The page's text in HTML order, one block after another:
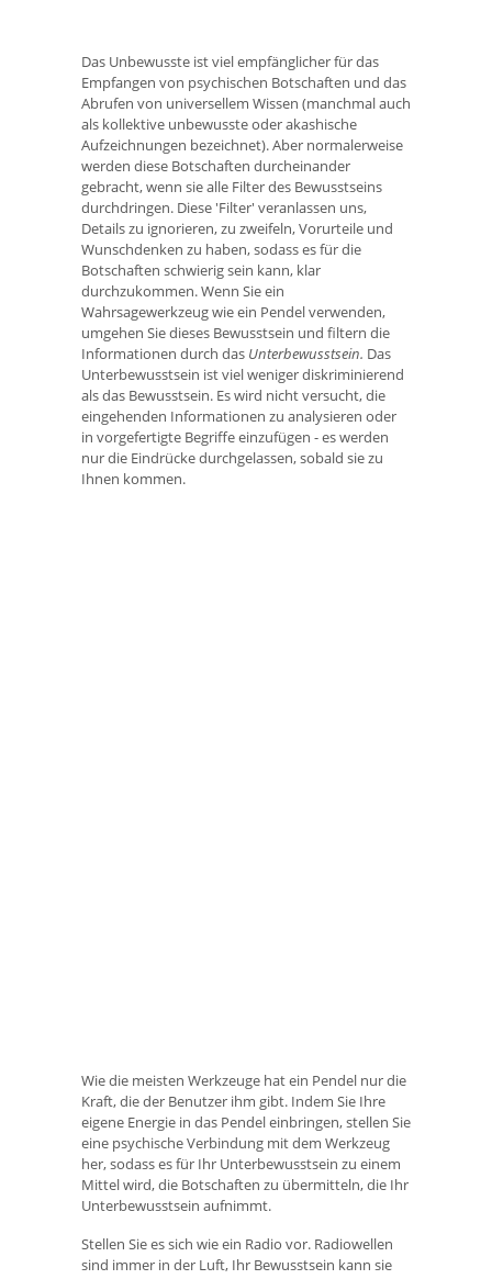
Das Unbewusste ist viel empfänglicher für das
Empfangen von psychischen Botschaften und das
Abrufen von universellem Wissen (manchmal auch
als kollektive unbewusste oder akashische
Aufzeichnungen bezeichnet). Aber normalerweise
werden diese Botschaften durcheinander
gebracht, wenn sie alle Filter des Bewusstseins
durchdringen. Diese 'Filter' veranlassen uns,
Details zu ignorieren, zu zweifeln, Vorurteile und
Wunschdenken zu haben, sodass es für die
Botschaften schwierig sein kann, klar
durchzukommen. Wenn Sie ein
Wahrsagewerkzeug wie ein Pendel verwenden,
umgehen Sie dieses Bewusstsein und filtern die
Informationen durch das Unterbewusstsein. Das
Unterbewusstsein ist viel weniger diskriminierend
als das Bewusstsein. Es wird nicht versucht, die
eingehenden Informationen zu analysieren oder
in vorgefertigte Begriffe einzufügen - es werden
nur die Eindrücke durchgelassen, sobald sie zu
Ihnen kommen.
Wie die meisten Werkzeuge hat ein Pendel nur die
Kraft, die der Benutzer ihm gibt. Indem Sie Ihre
eigene Energie in das Pendel einbringen, stellen Sie
eine psychische Verbindung mit dem Werkzeug
her, sodass es für Ihr Unterbewusstsein zu einem
Mittel wird, die Botschaften zu übermitteln, die Ihr
Unterbewusstsein aufnimmt.
Stellen Sie es sich wie ein Radio vor. Radiowellen
sind immer in der Luft, Ihr Bewusstsein kann sie